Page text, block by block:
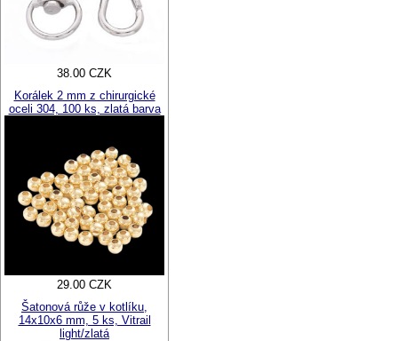
38.00 CZK
Korálek 2 mm z chirurgické
oceli 304, 100 ks, zlatá barva
29.00 CZK
Šatonová růže v kotlíku,
14x10x6 mm, 5 ks, Vitrail
light/zlatá